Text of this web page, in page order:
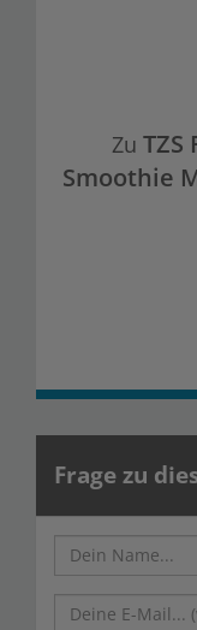
Zu TZS
Smoothie
Frage zu